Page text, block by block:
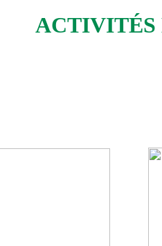
ACTIVITÉS